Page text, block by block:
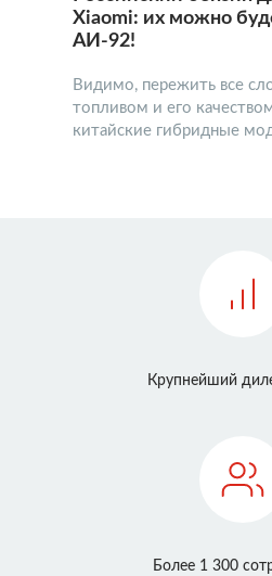
Xiaomi: их можно
АИ-92!
Видимо, пережить все
топливом и его
китайские гибридные
Крупнейший
Более 1 300